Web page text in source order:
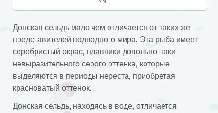
Донская сельдь мало чем отличается от таких же
представителей подводного мира. Эта рыба имеет
серебристый окрас, плавники довольно-таки
невыразительного серого оттенка, которые
выделяются в периоды нереста, приобретая
красноватый оттенок.
Донская сельдь, находясь в воде, отличается